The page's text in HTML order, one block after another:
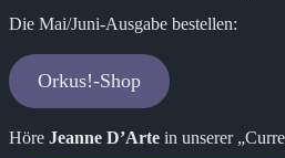
Die Mai/Juni-Ausgabe bestellen:
Orkus!-Shop
Höre Jeanne D’Arte in unserer